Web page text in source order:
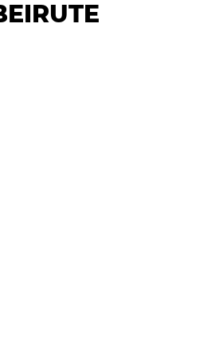
OPINIÃO & TRENDS